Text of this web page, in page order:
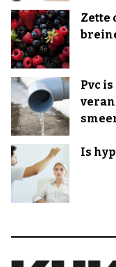
Zette
Pvc
Is